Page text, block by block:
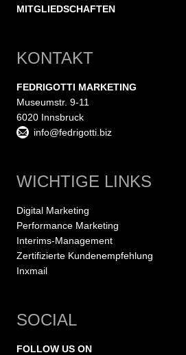
MITGLIEDSCHAFTEN
KONTAKT
FEDRIGOTTI MARKETING
Museumstr. 9-11
6020 Innsbruck
info@fedrigotti.biz
WICHTIGE LINKS
Digital Marketing
Performance Marketing
Interims-Management
Zertifizierte Kundenempfehlung
Inxmail
SOCIAL
FOLLOW US ON